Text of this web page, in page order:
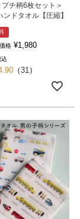
プチ柄6枚セット＞
ドタオル【圧縮】
格 ¥1,980
込
（31 ）